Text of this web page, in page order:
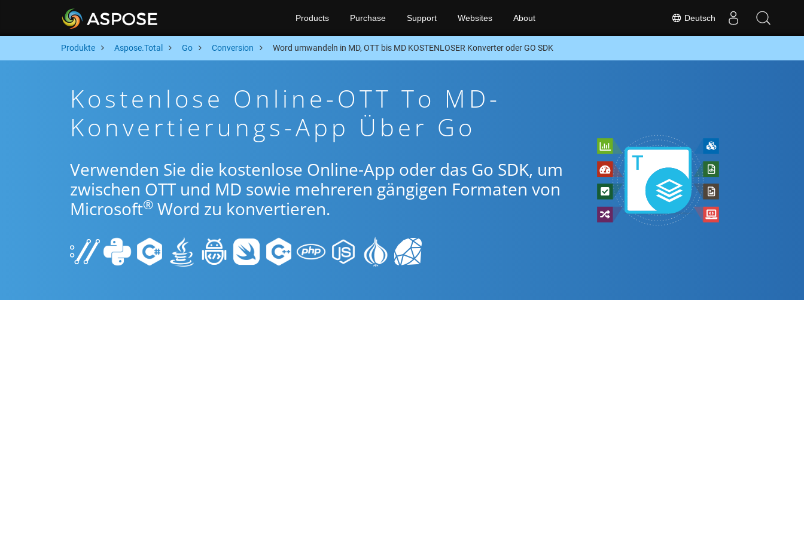
Deutsch
Products Purchase Support Websites About
Produkte Aspose.Total Go Conversion Word umwandeln in MD, OTT bis MD KOSTENLOSER Konverter oder GO SDK
Kostenlose Online-OTT To MD-
Konvertierungs-App Über Go
Verwenden Sie die kostenlose Online-App oder das Go SDK, um
zwischen OTT und MD sowie mehreren gängigen Formaten von
Microsoft® Word zu konvertieren.